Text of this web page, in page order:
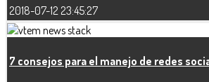
2018-07-12 23:45:27
7 consejos para el manejo de redes